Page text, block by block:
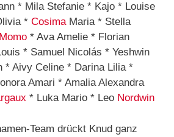
* Mila Stefanie * Kajo * Louise
* CosimaMaria * Stella
Momo * Ava Amelie * Florian
* Samuel Nicolás * Yeshwin
* Aivy Celine * Darina Lilia *
Amari * Amalia Alexandra
* Luka Mario * Leo Nordwin
Team drückt Knud ganz